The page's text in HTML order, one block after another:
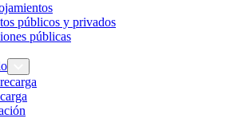
públicos y privados
públicas